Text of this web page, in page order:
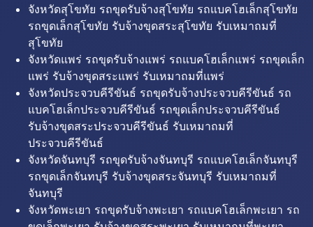
จังหวัดสุโขทัย รถขุดรับจ้างสุโขทัย รถแบคโฮเล็กสุโขทัย
รถขุดเล็กสุโขทัย รับจ้างขุดสระสุโขทัย รับเหมาถมที่
สุโขทัย
จังหวัดแพร่ รถขุดรับจ้างแพร่ รถแบคโฮเล็กแพร่ รถขุดเล็ก
แพร่ รับจ้างขุดสระแพร่ รับเหมาถมที่แพร่
จังหวัดประจวบคีรีขันธ์ รถขุดรับจ้างประจวบคีรีขันธ์ รถ
แบคโฮเล็กประจวบคีรีขันธ์ รถขุดเล็กประจวบคีรีขันธ์
รับจ้างขุดสระประจวบคีรีขันธ์ รับเหมาถมที่
ประจวบคีรีขันธ์
จังหวัดจันทบุรี รถขุดรับจ้างจันทบุรี รถแบคโฮเล็กจันทบุรี
รถขุดเล็กจันทบุรี รับจ้างขุดสระจันทบุรี รับเหมาถมที่
จันทบุรี
จังหวัดพะเยา รถขุดรับจ้างพะเยา รถแบคโฮเล็กพะเยา รถ